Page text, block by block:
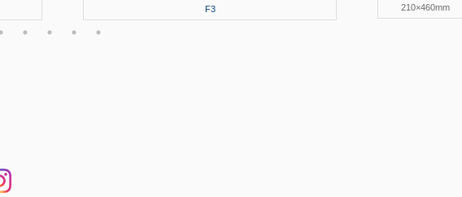
F3
210×460mm